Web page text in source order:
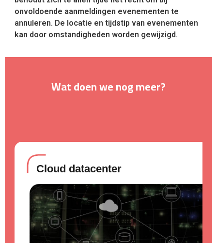
onvoldoende aanmeldingen evenementen te
annuleren. De locatie en tijdstip van evenementen
kan door omstandigheden worden gewijzigd.
Wat doen we nog meer?
Cloud datacenter